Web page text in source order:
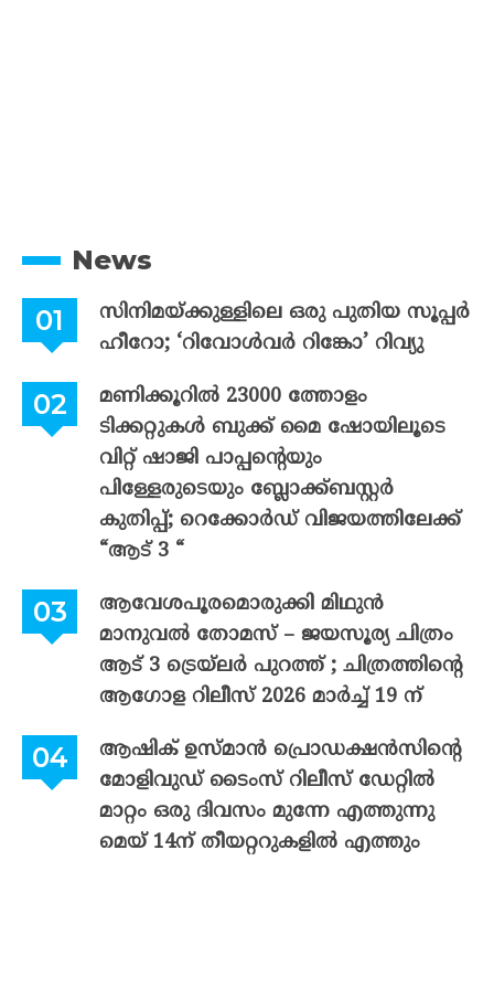
News
സിനിമയ്ക്കുള്ളിലെ ഒരു പുതിയ സൂപ്പർ
ഹീറോ; ‘റിവോൾവർ റിങ്കോ’ റിവ്യു
മണിക്കൂറിൽ 23000 ത്തോളം
ടിക്കറ്റുകൾ ബുക്ക് മൈ ഷോയിലൂടെ
വിറ്റ് ഷാജി പാപ്പന്റെയും
പിള്ളേരുടെയും ബ്ലോക്ക്ബസ്റ്റർ
കുതിപ്പ്; റെക്കോർഡ് വിജയത്തിലേക്ക്
“ആട് 3 “
ആവേശപൂരമൊരുക്കി മിഥുൻ
മാനുവൽ തോമസ് – ജയസൂര്യ ചിത്രം
ആട് 3 ട്രെയ്‌ലർ പുറത്ത് ; ചിത്രത്തിന്റെ
ആഗോള റിലീസ് 2026 മാർച്ച് 19 ന്
ആഷിക് ഉസ്മാൻ പ്രൊഡക്ഷൻസിന്റെ
മോളിവുഡ് ടൈംസ് റിലീസ് ഡേറ്റിൽ
മാറ്റം ഒരു ദിവസം മുന്നേ എത്തുന്നു
മെയ് 14ന് തീയറ്ററുകളിൽ എത്തും